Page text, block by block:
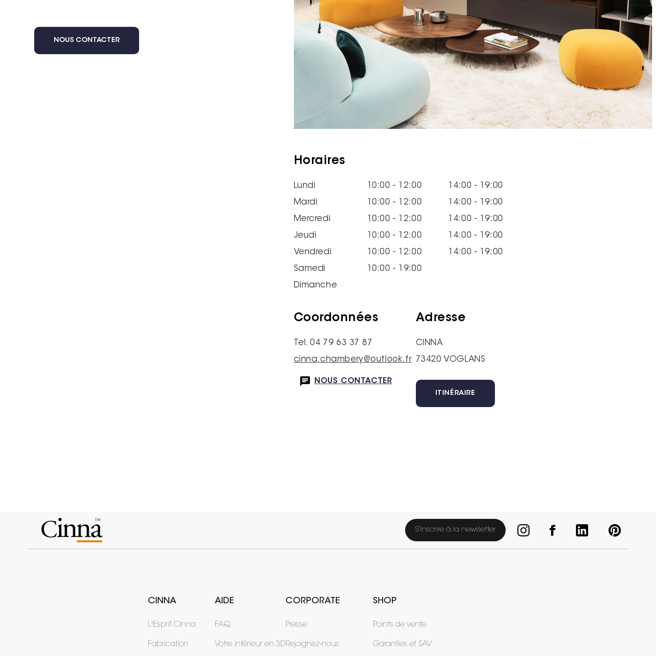
NOUS CONTACTER
Horaires
Lundi 10:00 - 12:00
14:00 - 19:00
Mardi
10:00 - 12:00
14:00 - 19:00
Mercredi
10:00 - 12:00
14:00 - 19:00
Jeudi
10:00 - 12:00
14:00 - 19:00
Vendredi
10:00 - 12:00
14:00 - 19:00
Samedi
10:00 - 19:00
Dimanche
Coordonnées
Tel. 04 79 63 37 87
cinna.chambery@outlook.fr
NOUS CONTACTER
Adresse
CINNA
73420 VOGLANS
ITINÉRAIRE
S'inscrire à la newsletter
CINNA
L'Esprit Cinna
Fabrication
AIDE
FAQ
Votre intérieur en 3D
CORPORATE
Presse
Rejoignez-nous
SHOP
Points de vente
Garanties et SAV